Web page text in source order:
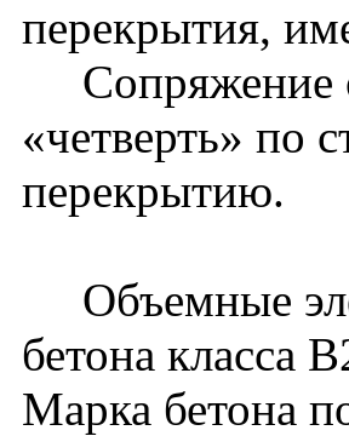
перекрытия,
Сопряжение
«четверть» по
перекрытию.
Объемные
бетона класса
Марка бетона